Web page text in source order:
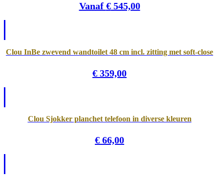
Vanaf €545,00
Clou InBe zwevend wandtoilet 48 cm incl. zitting met soft-close
€ 359,00
Clou Sjokker planchet telefoon in diverse kleuren
€ 66,00